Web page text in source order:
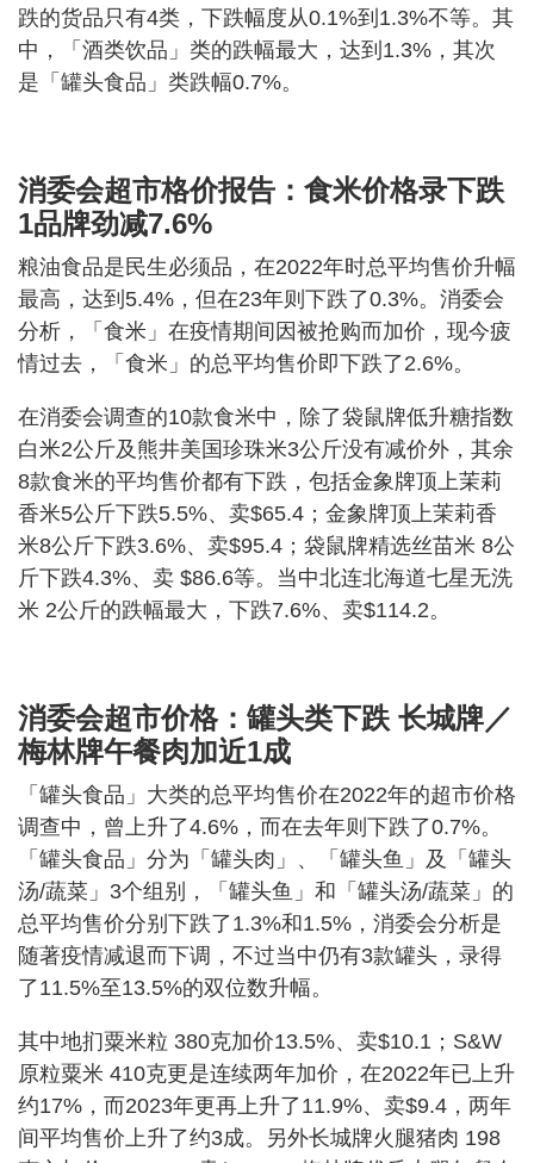
跌的货品只有4类，下跌幅度从0.1%到1.3%不等。其
中，「酒类饮品」类的跌幅最大，达到1.3%，其次
是「罐头食品」类跌幅0.7%。
消委会超市格价报告：食米价格录下跌
1品牌劲减7.6%
粮油食品是民生必须品，在2022年时总平均售价升幅
最高，达到5.4%，但在23年则下跌了0.3%。消委会
分析，「食米」在疫情期间因被抢购而加价，现今疲
情过去，「食米」的总平均售价即下跌了2.6%。
在消委会调查的10款食米中，除了袋鼠牌低升糖指数
白米2公斤及熊井美国珍珠米3公斤没有减价外，其余
8款食米的平均售价都有下跌，包括金象牌顶上茉莉
香米5公斤下跌5.5%、卖$65.4；金象牌顶上茉莉香
米8公斤下跌3.6%、卖$95.4；袋鼠牌精选丝苗米 8公
斤下跌4.3%、卖 $86.6等。当中北连北海道七星无洗
米 2公斤的跌幅最大，下跌7.6%、卖$114.2。
消委会超市价格：罐头类下跌 长城牌／
梅林牌午餐肉加近1成
「罐头食品」大类的总平均售价在2022年的超市价格
调查中，曾上升了4.6%，而在去年则下跌了0.7%。
「罐头食品」分为「罐头肉」、「罐头鱼」及「罐头
汤/蔬菜」3个组别，「罐头鱼」和「罐头汤/蔬菜」的
总平均售价分别下跌了1.3%和1.5%，消委会分析是
随著疫情减退而下调，不过当中仍有3款罐头，录得
了11.5%至13.5%的双位数升幅。
其中地扪粟米粒 380克加价13.5%、卖$10.1；S&W
原粒粟米 410克更是连续两年加价，在2022年已上升
约17%，而2023年更再上升了11.9%、卖$9.4，两年
间平均售价上升了约3成。另外长城牌火腿猪肉 198